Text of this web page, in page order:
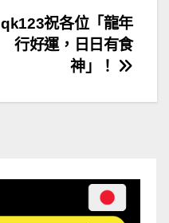
qk123祝各位「龍年
行好運，日日有食
神」！